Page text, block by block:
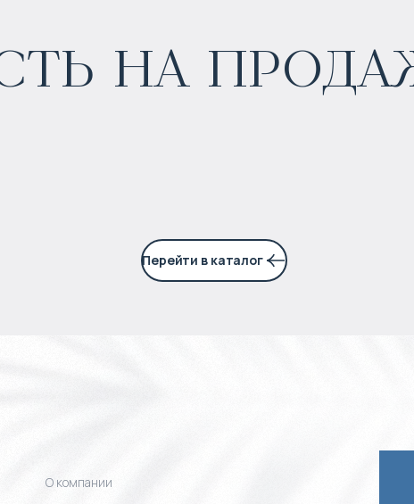
на
Перейти в каталог
О компании